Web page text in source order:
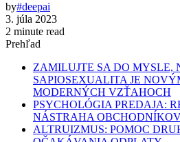
by#deepai
3. júla 2023
2 minute read
Prehľad
ZAMILUJTE SA DO MYSLE,
SAPIOSEXUALITA JE
MODERNÝCH VZŤAHOCH
PSYCHOLÓGIA PREDAJA:
NÁSTRAHA
ALTRUIZMUS: POMOC